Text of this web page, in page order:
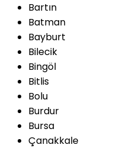
Bartın
Batman
Bayburt
Bilecik
Bingöl
Bitlis
Bolu
Burdur
Bursa
Çanakkale